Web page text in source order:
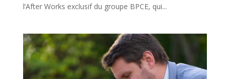
l’After Works exclusif du groupe BPCE, qui...